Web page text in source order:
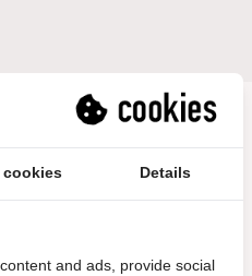
Details
and ads, provide social